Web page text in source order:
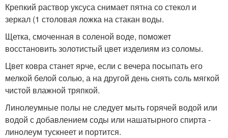
Крепкий раствор уксуса снимает пятна со стекол и
зеркал (1 столовая ложка на стакан воды.
Щетка, смоченная в соленой воде, поможет
восстановить золотистый цвет изделиям из соломы.
Цвет ковра станет ярче, если с вечера посыпать его
мелкой белой солью, а на другой день снять соль мягкой
чистой влажной тряпкой.
Линолеумные полы не следует мыть горячей водой или
водой с добавлением соды или нашатырного спирта -
линолеум тускнеет и портится.